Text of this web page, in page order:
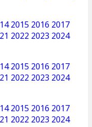
2015 2016 2017
2022 2023 2024
2015 2016 2017
2022 2023 2024
2015 2016 2017
2022 2023 2024